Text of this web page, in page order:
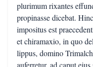
plurimum rixantes
propinasse dicebat.
impositus est
et chiramaxio, in quo
lippus, domino
auferretur, ad caput